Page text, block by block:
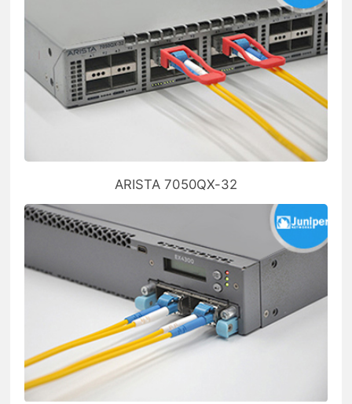
ARISTA 7050QX-32